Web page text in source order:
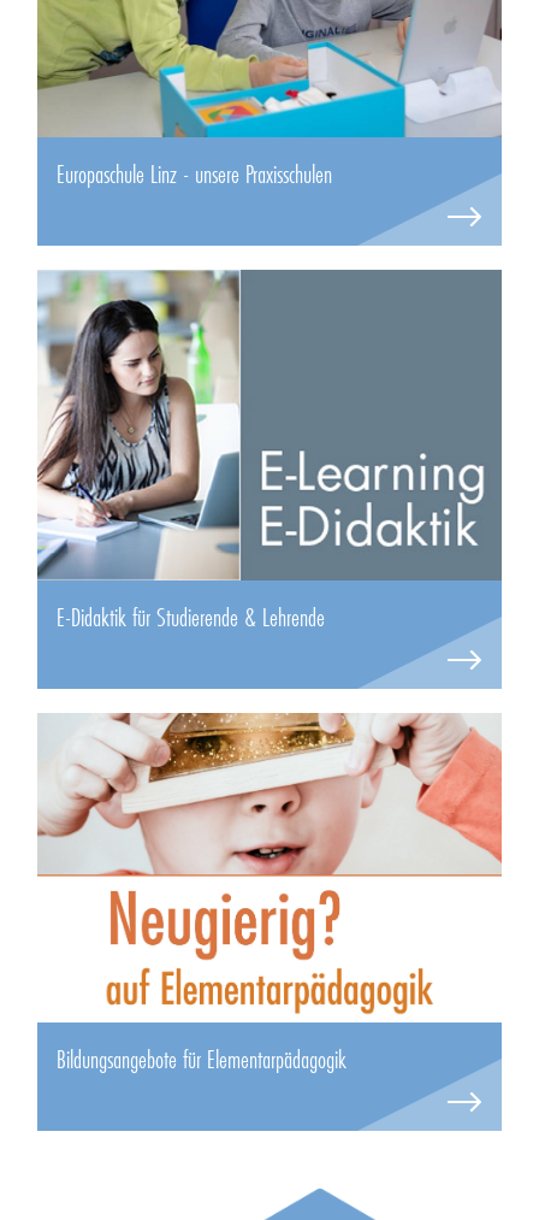
Europaschule Linz - unsere Praxisschulen
E-Didaktik für Studierende & Lehrende
Bildungsangebote für Elementarpädagogik